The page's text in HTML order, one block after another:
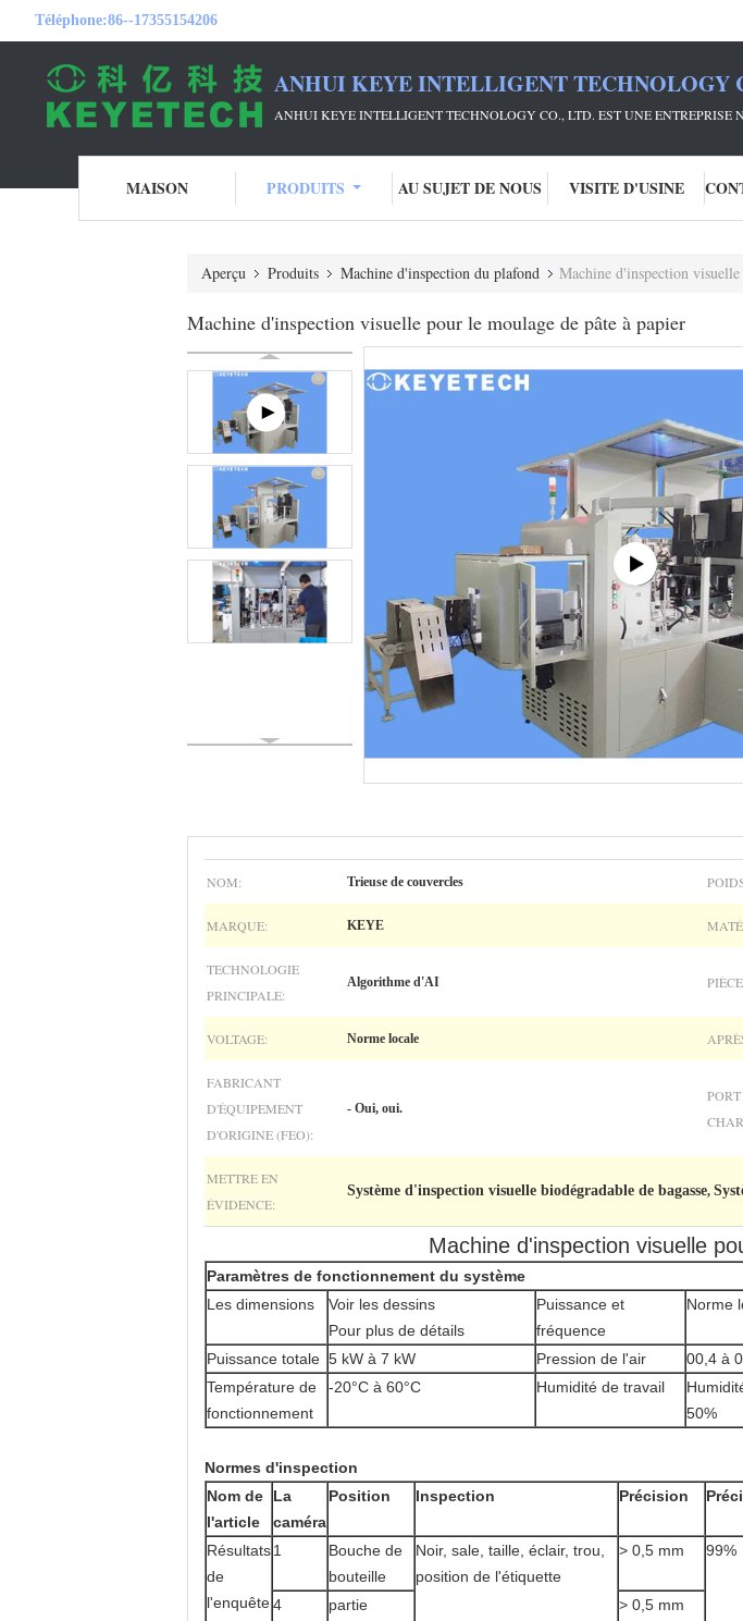
Téléphone:86--17355154206
ANHUI KEYE INTELLIGENT TECHNOLOGY
ANHUI KEYE INTELLIGENT TECHNOLOGY CO., LTD. EST UNE
MAISON PRODUITS AU SUJET DE NOUS VISITE D'USINE
Aperçu Produits Machine d'inspection du plafond Machine d'inspection
Machine d'inspection visuelle pour le moulage de pâte à papier
NOM: Trieuse de couvercles
MARQUE: KEYE
TECHNOLOGIE
PRINCIPALE:
Algorithme d'AI
VOLTAGE: Norme locale
FABRICANT
D'ÉQUIPEMENT
D'ORIGINE (FEO):
- Oui, oui.
METTRE EN
ÉVIDENCE:
Système d'inspection visuelle biodégradable de bagasse,
Machine d'inspection visuelle
Paramètres de fonctionnement du système
Les dimensions
Voir les dessins
Pour plus de détails
Puissance et
fréquence
Norme
Puissance totale 5 kW à 7 kW Pression de l'air
00,4 à
Température de
fonctionnement
-20°C à 60°C Humidité de travail
50%
Normes d'inspection
Nom de
l'article
La
caméra
Position Inspection Précision
Résultats
de
l'enquête
1
Bouche de
bouteille
Noir, sale, taille, éclair, trou,
position de l'étiquette
> 0,5 mm 99%
4
partie
> 0,5 mm